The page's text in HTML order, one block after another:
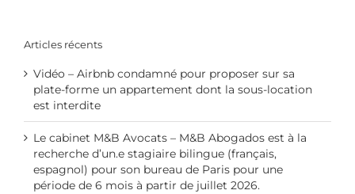
Articles récents
Vidéo – Airbnb condamné pour proposer sur sa
plate-forme un appartement dont la sous-location
est interdite
Le cabinet M&B Avocats – M&B Abogados est à la
recherche d’un.e stagiaire bilingue (français,
espagnol) pour son bureau de Paris pour une
période de 6 mois à partir de juillet 2026.